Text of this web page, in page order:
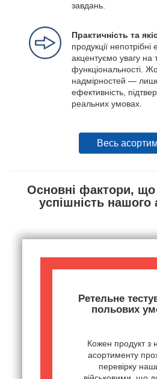
завдань.
Практичність та
продукції
акцентуємо увагу на
функціональності.
надмірностей — лише
ефективність,
реальних умовах.
Весь
Основні фактори, що
успішність нашого
Ретельне
польових
Кожен продукт з
асортименту
перевірку